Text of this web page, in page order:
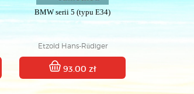
BMW serii 5 (typu E34)
Etzold Hans-Rüdiger
93.00 zł